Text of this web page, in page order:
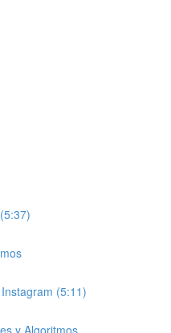
(5:11)
y Algoritmos